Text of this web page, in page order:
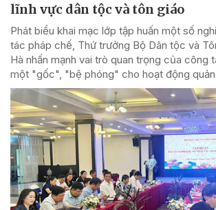
lĩnh vực dân tộc và tôn giáo
Phát biểu khai mạc lớp tập huấn một số
tác pháp chế, Thứ trưởng Bộ Dân tộc và
Hà nhấn mạnh vai trò quan trọng của công
một "gốc", "bệ phóng" cho hoạt động